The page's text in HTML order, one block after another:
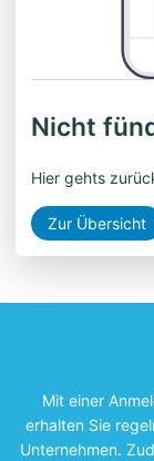
Nicht
Hier gehts
Zur Übersicht
Mit einer
erhalten Sie
Unternehmen.